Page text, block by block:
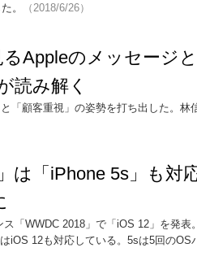
。
（2018/6/26）
るAppleのメッセージ
読み解く
「顧客重視」の姿勢を打ち出した。林
」は「iPhone 5s」も
「WWDC 2018」で「iOS 12」を発表
iOS 12も対応している。5sは5回のOS